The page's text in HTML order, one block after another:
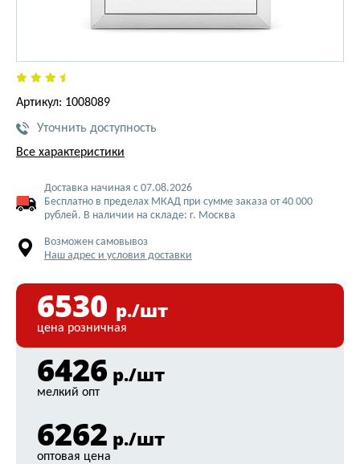
Артикул: 1008089
Уточнить доступность
Все характеристики
Доставка начиная с 07.08.2026
Бесплатно в пределах МКАД при сумме заказа от 40 000
рублей. В наличии на складе: г. Москва
Возможен самовывоз
Наш адрес и условия доставки
6530 р./шт
цена розничная
6426 р./шт
мелкий опт
6262 р./шт
оптовая цена